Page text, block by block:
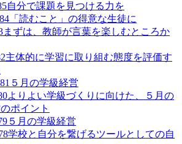
自分で課題を見つける力を
「読むこと」の得意な生徒に
まずは、教師が言葉を楽しむところか
主体的に学習に取り組む態度を評価す
５月の学級経営
よりよい学級づくりに向けた、５月の
ポイント
５月の学級経営
学校と自分を繋げるツールとしての自